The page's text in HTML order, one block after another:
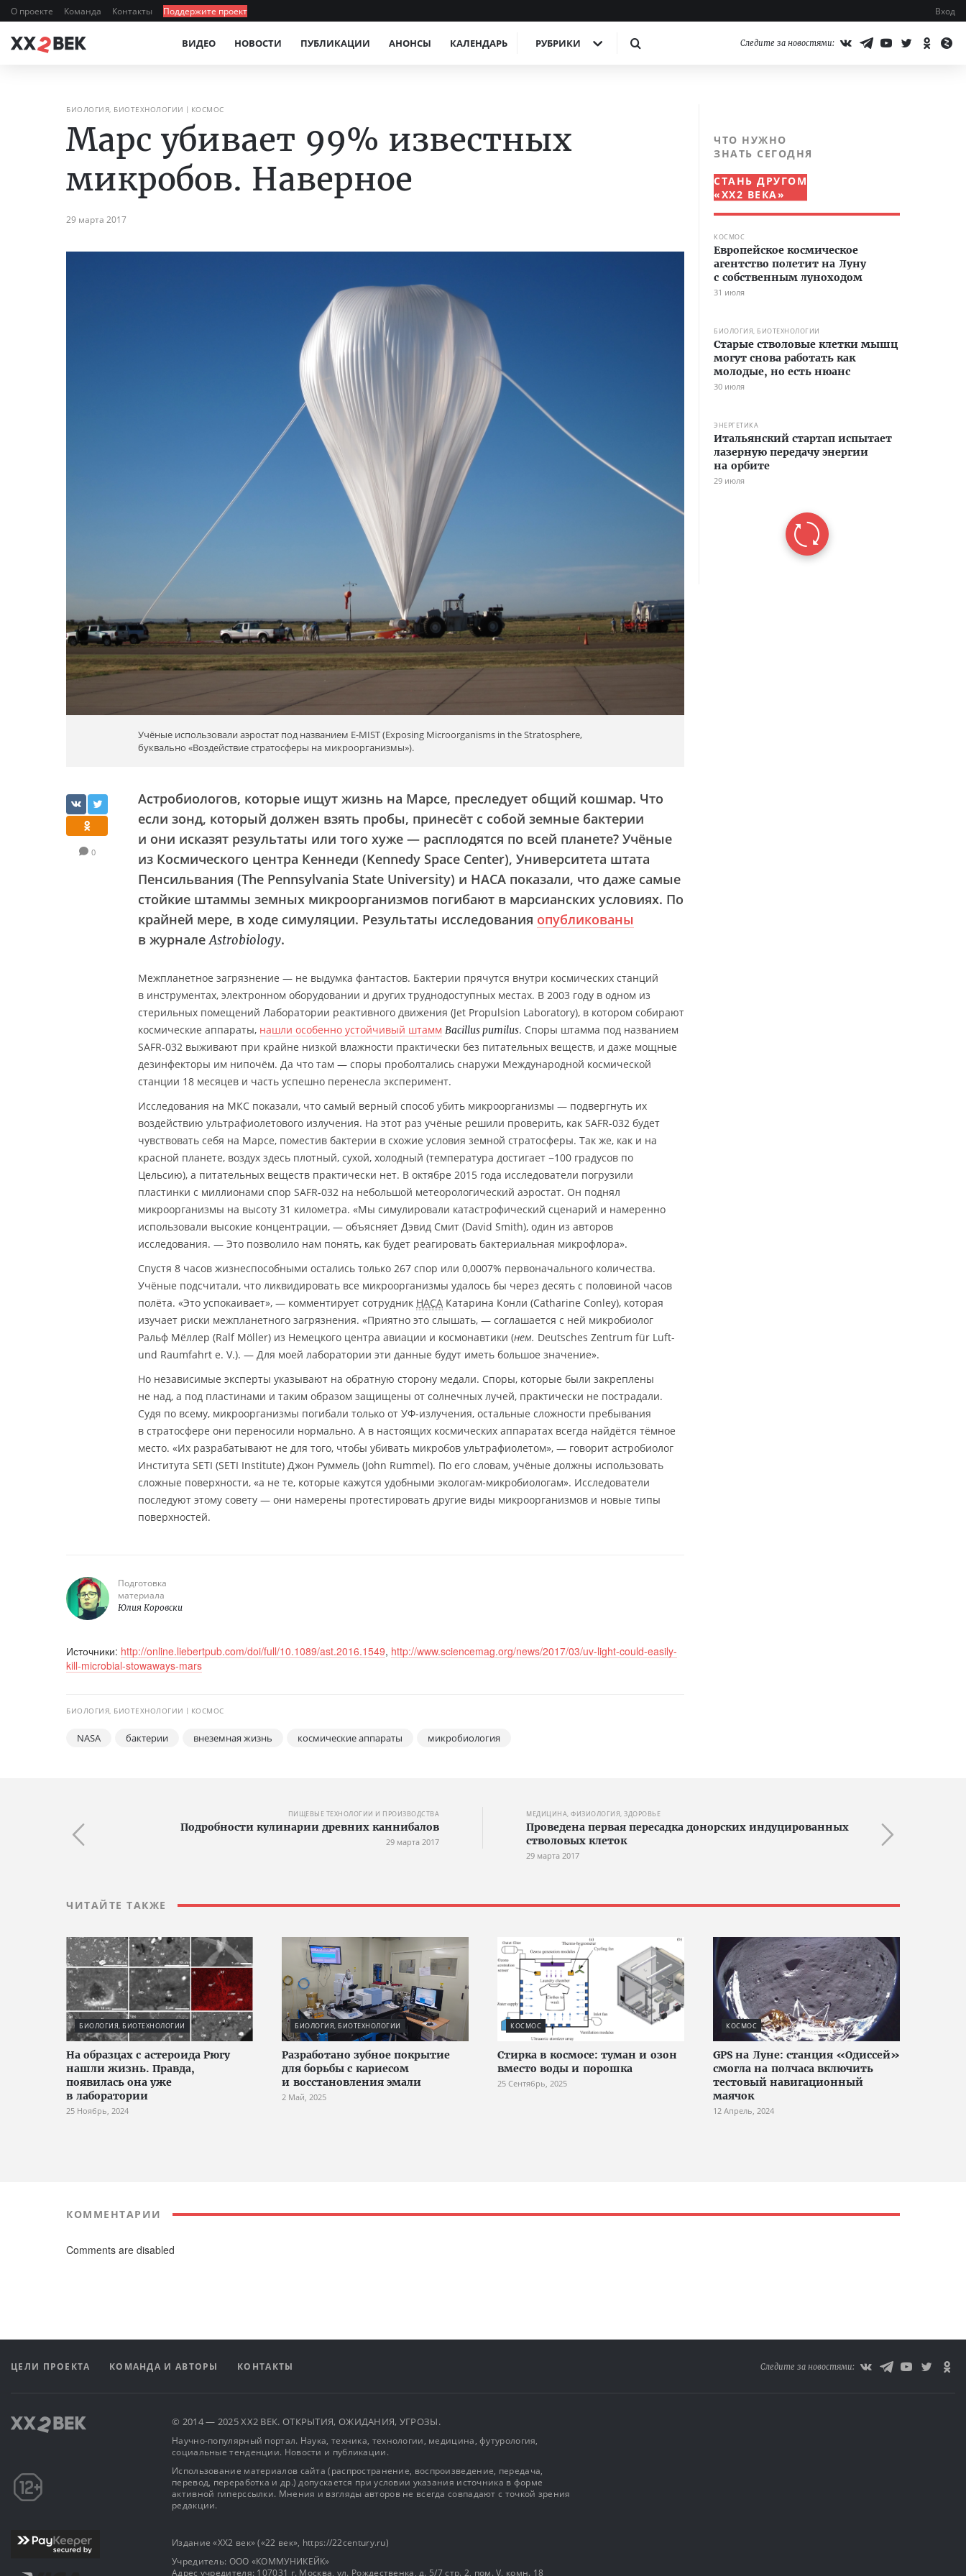
О проекте Команда Контакты Поддержите проект Вход
ВИДЕО НОВОСТИ ПУБЛИКАЦИИ АНОНСЫ КАЛЕНДАРЬ РУБРИКИ Следите за новостями:
БИОЛОГИЯ, БИОТЕХНОЛОГИИ КОСМОС
Марс убивает 99% известных
микробов. Наверное
29 марта 2017
Учёные использовали аэростат под названием E-MIST (Exposing Microorganisms in the Stratosphere,
буквально «Воздействие стратосферы на микроорганизмы»).
0
Астробиологов, которые ищут жизнь на Марсе, преследует общий кошмар. Что
если зонд, который должен взять пробы, принесёт с собой земные бактерии
и они исказят результаты или того хуже — расплодятся по всей планете? Учёные
из Космического центра Кеннеди (Kennedy Space Center), Университета штата
Пенсильвания (The Pennsylvania State University) и НАСА показали, что даже самые
стойкие штаммы земных микроорганизмов погибают в марсианских условиях. По
крайней мере, в ходе симуляции. Результаты исследования опубликованы
в журналеAstrobiology.
Межпланетное загрязнение — не выдумка фантастов. Бактерии прячутся внутри космических станций
в инструментах, электронном оборудовании и других труднодоступных местах. В 2003 году в одном из
стерильных помещений Лаборатории реактивного движения (Jet Propulsion Laboratory), в котором собирают
космические аппараты, нашли особенно устойчивый штамм Bacillus pumilus. Споры штамма под названием
SAFR-032 выживают при крайне низкой влажности практически без питательных веществ, и даже мощные
дезинфекторы им нипочём. Да что там — споры проболтались снаружи Международной космической
станции 18 месяцев и часть успешно перенесла эксперимент.
Исследования на МКС показали, что самый верный способ убить микроорганизмы — подвергнуть их
воздействию ультрафиолетового излучения. На этот раз учёные решили проверить, как SAFR-032 будет
чувствовать себя на Марсе, поместив бактерии в схожие условия земной стратосферы. Так же, как и на
красной планете, воздух здесь плотный, сухой, холодный (температура достигает −100 градусов по
Цельсию), а питательных веществ практически нет. В октябре 2015 года исследователи погрузили
пластинки с миллионами спор SAFR-032 на небольшой метеорологический аэростат. Он поднял
микроорганизмы на высоту 31 километра. «Мы симулировали катастрофический сценарий и намеренно
использовали высокие концентрации, — объясняет Дэвид Смит (David Smith), один из авторов
исследования. — Это позволило нам понять, как будет реагировать бактериальная микрофлора».
Спустя 8 часов жизнеспособными остались только 267 спор или 0,0007% первоначального количества.
Учёные подсчитали, что ликвидировать все микроорганизмы удалось бы через десять с половиной часов
полёта. «Это успокаивает», — комментирует сотрудник НАСА Катарина Конли (Catharine Conley), которая
изучает риски межпланетного загрязнения. «Приятно это слышать, — соглашается с ней микробиолог
Ральф Мёллер (Ralf Möller) из Немецкого центра авиации и космонавтики (нем. Deutsches Zentrum für Luft-
und Raumfahrt e. V.). — Для моей лаборатории эти данные будут иметь большое значение».
Но независимые эксперты указывают на обратную сторону медали. Споры, которые были закреплены
не над, а под пластинами и таким образом защищены от солнечных лучей, практически не пострадали.
Судя по всему, микроорганизмы погибали только от УФ-излучения, остальные сложности пребывания
в стратосфере они переносили нормально. А в настоящих космических аппаратах всегда найдётся тёмное
место. «Их разрабатывают не для того, чтобы убивать микробов ультрафиолетом», — говорит астробиолог
Института SETI (SETI Institute) Джон Руммель (John Rummel). По его словам, учёные должны использовать
сложные поверхности, «а не те, которые кажутся удобными экологам-микробиологам». Исследователи
последуют этому совету — они намерены протестировать другие виды микроорганизмов и новые типы
поверхностей.
Подготовка
материала
Юлия Коровски
Источники: http://online.liebertpub.com/doi/full/10.1089/ast.2016.1549, http://www.sciencemag.org/news/2017/03/uv-light-could-easily-
kill-microbial-stowaways-mars
БИОЛОГИЯ, БИОТЕХНОЛОГИИ КОСМОС
NASA бактерии внеземная жизнь космические аппараты микробиология
ЧТО НУЖНО
ЗНАТЬ СЕГОДНЯ
СТАНЬ ДРУГОМ
«XX2 ВЕКА»
КОСМОС
Европейское космическое
агентство полетит на Луну
с собственным луноходом
31 июля
БИОЛОГИЯ, БИОТЕХНОЛОГИИ
Старые стволовые клетки мышц
могут снова работать как
молодые, но есть нюанс
30 июля
ЭНЕРГЕТИКА
Итальянский стартап испытает
лазерную передачу энергии
на орбите
29 июля
ПИЩЕВЫЕ ТЕХНОЛОГИИ И ПРОИЗВОДСТВА
Подробности кулинарии древних каннибалов
29 марта 2017
МЕДИЦИНА, ФИЗИОЛОГИЯ, ЗДОРОВЬЕ
Проведена первая пересадка донорских индуцированных
стволовых клеток
29 марта 2017
ЧИТАЙТЕ ТАКЖЕ
БИОЛОГИЯ, БИОТЕХНОЛОГИИ
На образцах с астероида Рюгу
нашли жизнь. Правда,
появилась она уже
в лаборатории
25 Ноябрь, 2024
БИОЛОГИЯ, БИОТЕХНОЛОГИИ
Разработано зубное покрытие
для борьбы с кариесом
и восстановления эмали
2 Май, 2025
КОСМОС
Стирка в космосе: туман и озон
вместо воды и порошка
25 Сентябрь, 2025
КОСМОС
GPS на Луне: станция «Одиссей»
смогла на полчаса включить
тестовый навигационный
маячок
12 Апрель, 2024
КОММЕНТАРИИ
Comments are disabled
ЦЕЛИ ПРОЕКТА КОМАНДА И АВТОРЫ КОНТАКТЫ Следите за новостями:
© 2014 — 2025 XX2 ВЕК. ОТКРЫТИЯ, ОЖИДАНИЯ, УГРОЗЫ.
Научно-популярный портал. Наука, техника, технологии, медицина, футурология,
социальные тенденции. Новости и публикации.
Использование материалов сайта (распространение, воспроизведение, передача,
перевод, переработка и др.) допускается при условии указания источника в форме
активной гиперссылки. Мнения и взгляды авторов не всегда совпадают с точкой зрения
редакции.
Издание «XX2 век» («22 век», https://22century.ru)
Учредитель: OOO «КОММУНИКЕЙК»
Адрес учредителя: 107031 г. Москва, ул. Рождественка, д. 5/7 стр. 2, пом. V, комн. 18